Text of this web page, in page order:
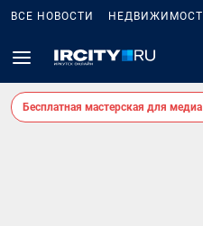
ВСЕ НОВОСТИ
Бесплатная мастерская для